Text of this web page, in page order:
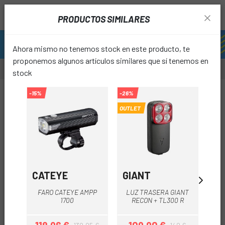
PRODUCTOS SIMILARES
Ahora mismo no tenemos stock en este producto, te
proponemos algunos artículos similares que sí tenemos en
stock
-15%
CATEYE
FARO CATEYE AMPP
1700
-26%
OUTLET
GIANT
LUZ TRASERA GIANT
RECON + TL300 R